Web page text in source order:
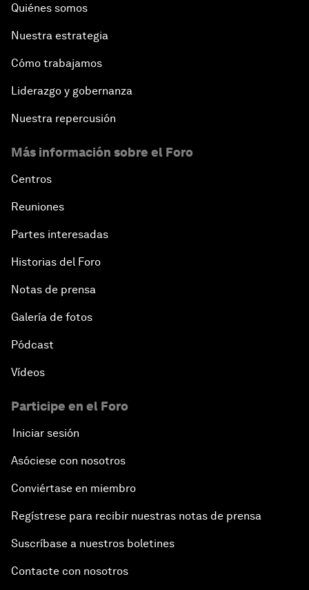
Quiénes somos
Nuestra estrategia
Cómo trabajamos
Liderazgo y gobernanza
Nuestra repercusión
Más información sobre el Foro
Centros
Reuniones
Partes interesadas
Historias del Foro
Notas de prensa
Galería de fotos
Pódcast
Vídeos
Participe en el Foro
Iniciar sesión
Asóciese con nosotros
Conviértase en miembro
Regístrese para recibir nuestras notas de prensa
Suscríbase a nuestros boletines
Contacte con nosotros